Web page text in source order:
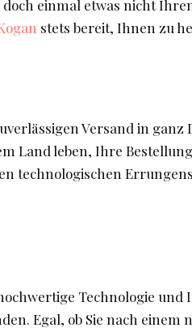
einmal etwas nicht
stets bereit, Ihnen zu
Versand in ganz
Land leben, Ihre
technologischen
Technologie und
Egal, ob Sie nach einem